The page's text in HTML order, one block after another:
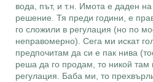
вода, път, и т.н. Имота е даден
решение. Тя преди години, е
го сложили в регулация (но по
неправомерно). Сега ми искат
предпочитам да си е пак нива
реша да го продам, то никой там
регулация. Баба ми, то